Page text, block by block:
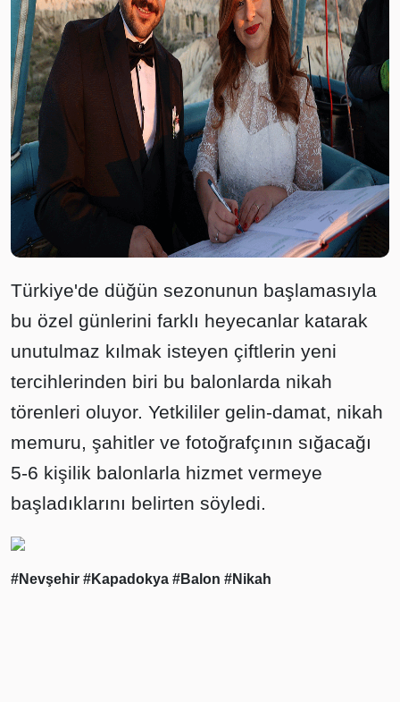
Türkiye'de düğün sezonunun başlamasıyla
bu özel günlerini farklı heyecanlar katarak
unutulmaz kılmak isteyen çiftlerin yeni
tercihlerinden biri bu balonlarda nikah
törenleri oluyor. Yetkililer gelin-damat, nikah
memuru, şahitler ve fotoğrafçının sığacağı
5-6 kişilik balonlarla hizmet vermeye
başladıklarını belirten söyledi.
#Nevşehir #Kapadokya #Balon #Nikah